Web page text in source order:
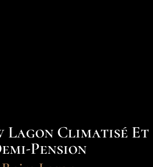
Lagon Climatisé Et
Pension